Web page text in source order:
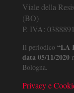
Viale della
(BO)
P. IVA:
Il periodico “LA
data 05/11/2020
Bologna.
Privacy e